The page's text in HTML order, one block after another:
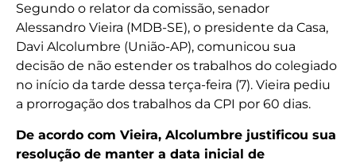
Segundo o relator da comissão, senador
Alessandro Vieira (MDB-SE), o presidente da Casa,
Davi Alcolumbre (União-AP), comunicou sua
decisão de não estender os trabalhos do colegiado
no início da tarde dessa terça-feira (7). Vieira pediu
a prorrogação dos trabalhos da CPI por 60 dias.
De acordo com Vieira, Alcolumbre justificou sua
resolução de manter a data inicial de